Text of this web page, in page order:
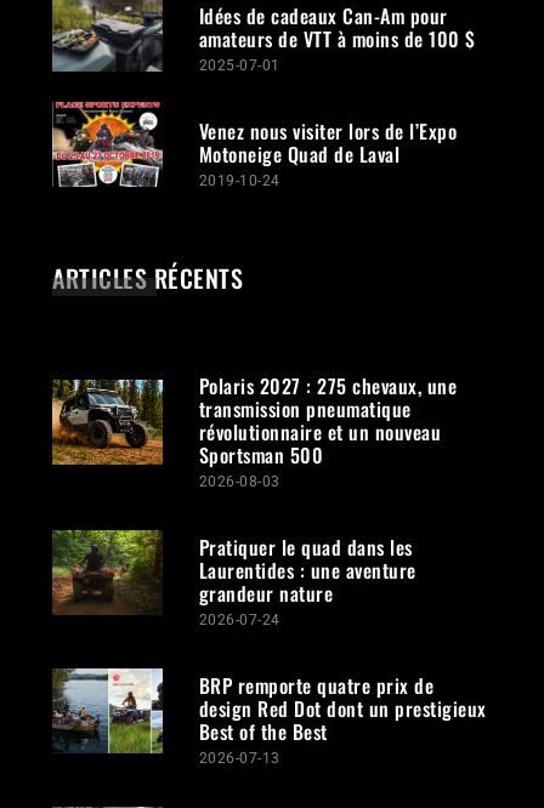
Idées de cadeaux Can-Am pour
amateurs de VTT à moins de 100 $
2025-07-01
Venez nous visiter lors de l’Expo
Motoneige Quad de Laval
2019-10-24
ARTICLES RÉCENTS
Polaris 2027 : 275 chevaux, une
transmission pneumatique
révolutionnaire et un nouveau
Sportsman 500
2026-08-03
Pratiquer le quad dans les
Laurentides : une aventure
grandeur nature
2026-07-24
BRP remporte quatre prix de
design Red Dot dont un prestigieux
Best of the Best
2026-07-13